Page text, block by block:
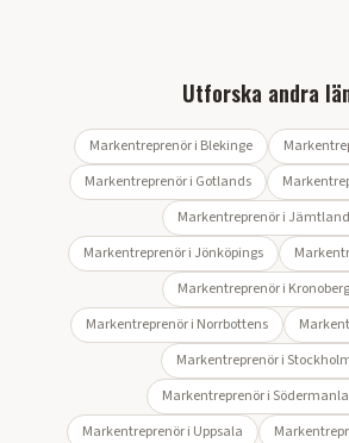
Utforska andra
Markentreprenör i Blekinge
Markentreprenör i Gotlands
Markentreprenör i
Markentreprenör i Jönköpings
Markentreprenör i
Markentreprenör i Norrbottens
Markentreprenör i
Markentreprenör i
Markentreprenör i Uppsala